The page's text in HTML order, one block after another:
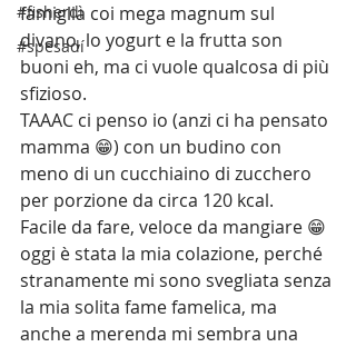
#fisherdì
#spesadí
famiglia coi mega magnum sul
divano, lo yogurt e la frutta son
buoni eh, ma ci vuole qualcosa di più
sfizioso.
TAAAC ci penso io (anzi ci ha pensato
mamma 😁) con un budino con
meno di un cucchiaino di zucchero
per porzione da circa 120 kcal.
Facile da fare, veloce da mangiare 😁
oggi è stata la mia colazione, perché
stranamente mi sono svegliata senza
la mia solita fame famelica, ma
anche a merenda mi sembra una